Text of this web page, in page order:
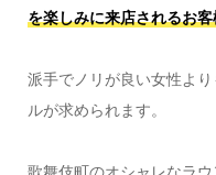
を楽しみに来店されるお
派手でノリが良い女性よ
ルが求められます。